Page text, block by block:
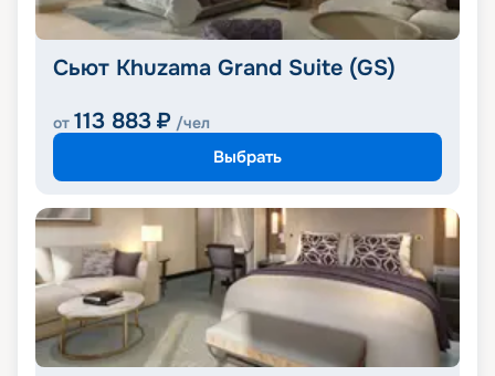
Сьют Khuzama Grand Suite (GS)
от 113 883 ₽ /чел
Выбрать